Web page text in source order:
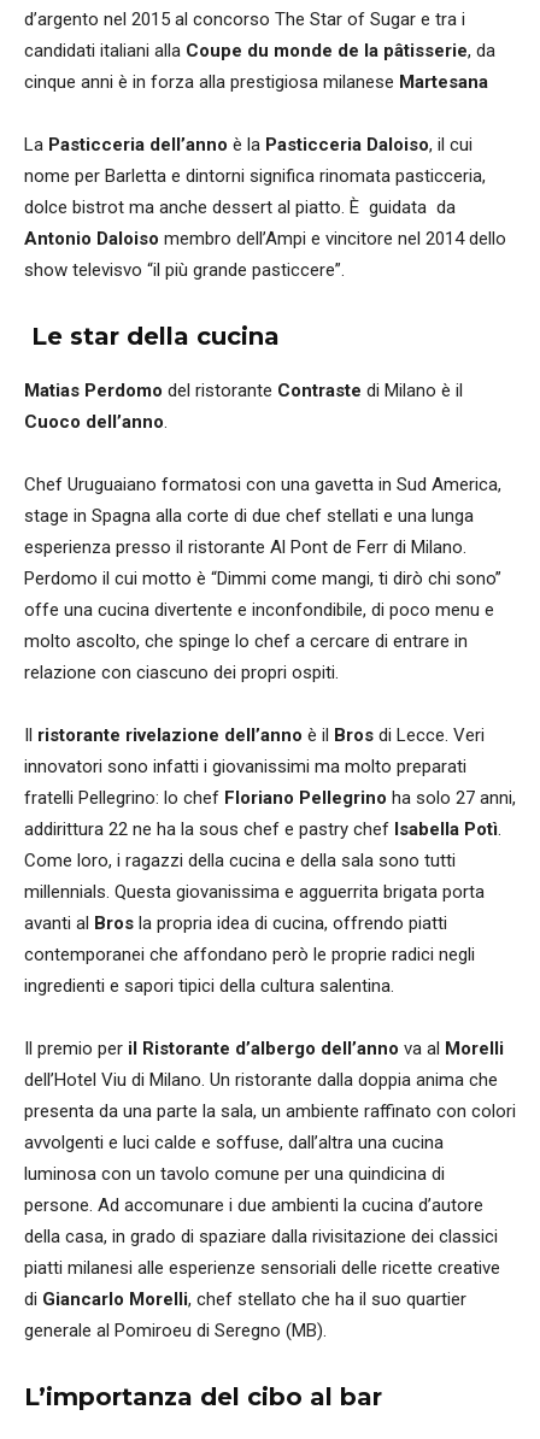
d’argento nel 2015 al concorso The Star of Sugar e tra i
candidati italiani alla Coupe du monde de la pâtisserie, da
cinque anni è in forza alla prestigiosa milanese Martesana
La Pasticceria dell’anno è la Pasticceria Daloiso, il cui
nome per Barletta e dintorni significa rinomata pasticceria,
dolce bistrot ma anche dessert al piatto. È guidata da
Antonio Daloiso membro dell’Ampi e vincitore nel 2014 dello
show televisvo “il più grande pasticcere”.
Le star della cucina
Matias Perdomo del ristorante Contraste di Milano è il
Cuoco dell’anno.
Chef Uruguaiano formatosi con una gavetta in Sud America,
stage in Spagna alla corte di due chef stellati e una lunga
esperienza presso il ristorante Al Pont de Ferr di Milano.
Perdomo il cui motto è “Dimmi come mangi, ti dirò chi sono”
offe una cucina divertente e inconfondibile, di poco menu e
molto ascolto, che spinge lo chef a cercare di entrare in
relazione con ciascuno dei propri ospiti.
Il ristorante rivelazione dell’anno è il Bros di Lecce. Veri
innovatori sono infatti i giovanissimi ma molto preparati
fratelli Pellegrino: lo chef Floriano Pellegrino ha solo 27 anni,
addirittura 22 ne ha la sous chef e pastry chef Isabella Potì.
Come loro, i ragazzi della cucina e della sala sono tutti
millennials. Questa giovanissima e agguerrita brigata porta
avanti al Bros la propria idea di cucina, offrendo piatti
contemporanei che affondano però le proprie radici negli
ingredienti e sapori tipici della cultura salentina.
Il premio per il Ristorante d’albergo dell’anno va al Morelli
dell’Hotel Viu di Milano. Un ristorante dalla doppia anima che
presenta da una parte la sala, un ambiente raffinato con colori
avvolgenti e luci calde e soffuse, dall’altra una cucina
luminosa con un tavolo comune per una quindicina di
persone. Ad accomunare i due ambienti la cucina d’autore
della casa, in grado di spaziare dalla rivisitazione dei classici
piatti milanesi alle esperienze sensoriali delle ricette creative
di Giancarlo Morelli, chef stellato che ha il suo quartier
generale al Pomiroeu di Seregno (MB).
L’importanza del cibo al bar